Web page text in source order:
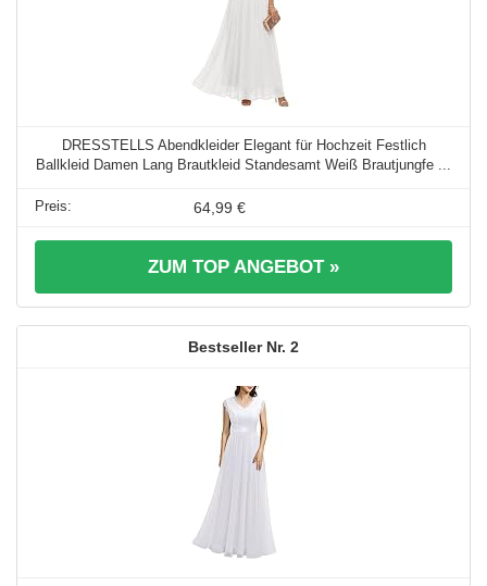
DRESSTELLS Abendkleider Elegant für Hochzeit Festlich
Ballkleid Damen Lang Brautkleid Standesamt Weiß Brautjungfe ...
64,99 €
ZUM TOP ANGEBOT »
2